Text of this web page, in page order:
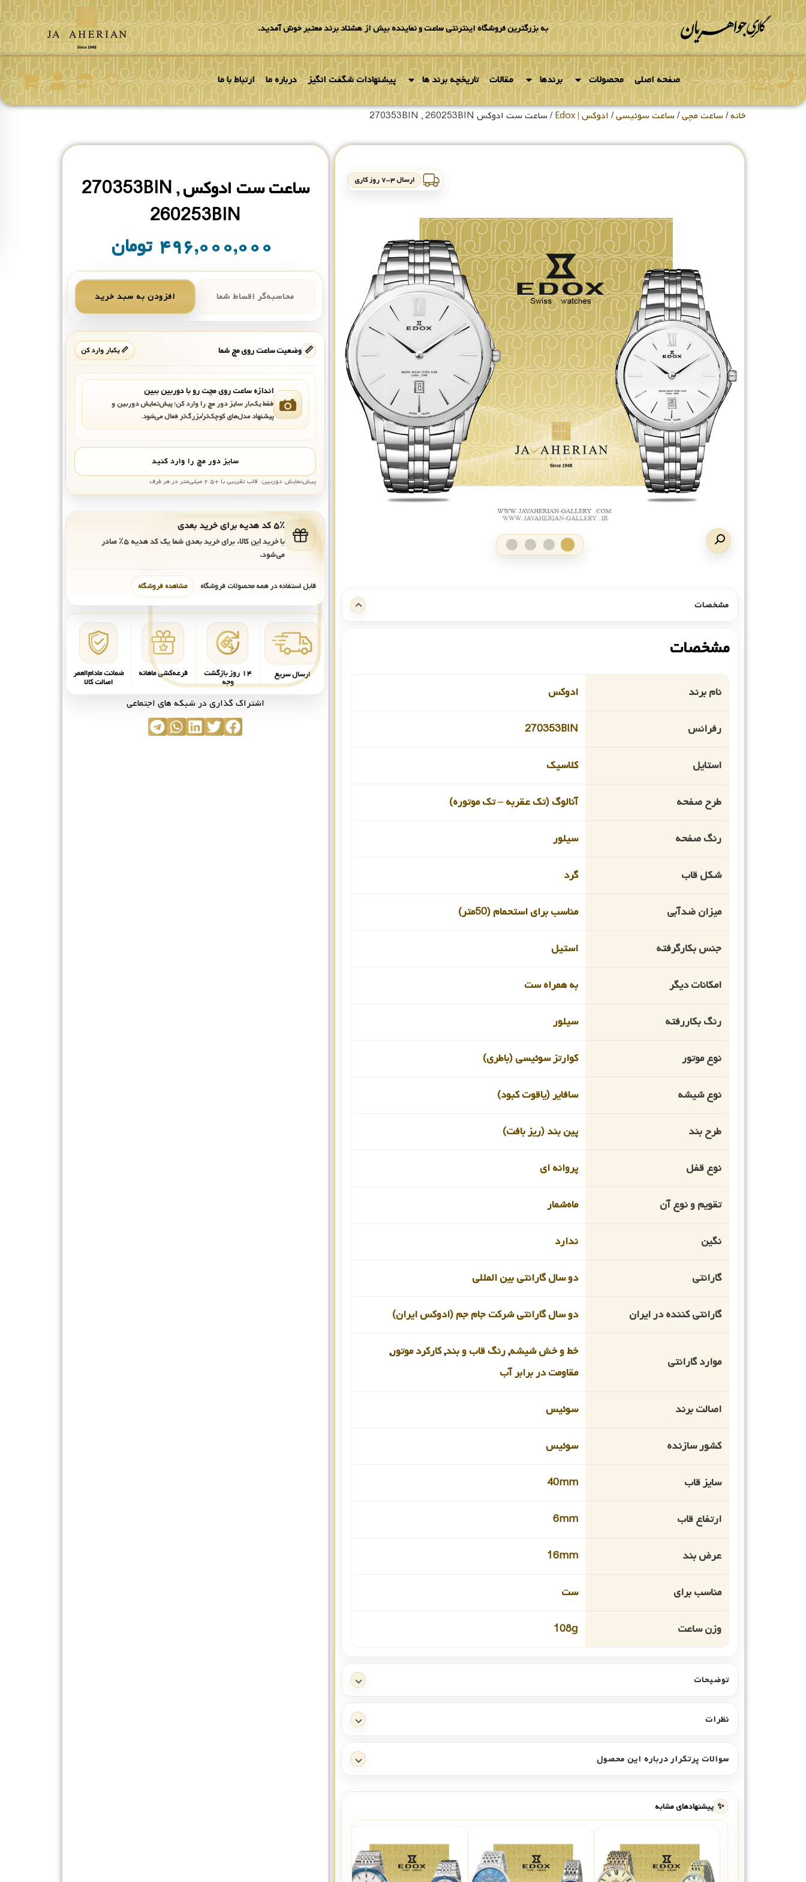
به بزرگترین فروشگاه اینترنتی ساعت و نماینده بیش از هشتاد برند معتبر خوش آمدید.
صفحه اصلی محصولات برندها مقالات تاریخچه برند ها پیشنهادات شگفت انگیز درباره ما ارتباط با ما
خانه/ساعت مچی/ساعت سوئیسی/ ادوکس | Edox / ساعت ست ادوکس 270353BIN , 260253BIN
ارسال ۳-۷ روز کاری
مشخصات
مشخصات
نام برند ادوکس
رفرانس 270353BIN
استایل کلاسیک
طرح صفحه آنالوگ (تک عقربه – تک موتوره)
رنگ صفحه سیلور
شکل قاب گرد
میزان ضدآبی مناسب برای استحمام (50متر)
جنس بکارگرفته استیل
امکانات دیگر به همراه ست
رنگ بکاررفته سیلور
نوع موتور کوارتز سوئیسی (باطری)
نوع شیشه سافایر (یاقوت کبود)
طرح بند پین بند (ریز بافت)
نوع قفل پروانه ای
تقویم و نوع آن ماه‌شمار
نگین ندارد
گارانتی دو سال گارانتی بین المللی
گارانتی کننده در ایران دو سال گارانتی شرکت جام جم (ادوکس ایران)
موارد گارانتی
خط و خش شیشه,رنگ قاب و بند,کارکرد موتور,
مقاومت در برابر آب
اصالت برند سوئیس
کشور سازنده سوئیس
سایز قاب 40mm
ارتفاع قاب 6mm
عرض بند 16mm
مناسب برای ست
وزن ساعت 108g
توضیحات
نظرات
سوالات پرتکرار درباره این محصول
✨ پیشنهادهای مشابه
ساعت ست ادوکس 270353BIN ,
260253BIN
۴۹۶,۰۰۰,۰۰۰ تومان
محاسبه‌گر اقساط شما افزودن به سبد خرید
📏 وضعیت ساعت روی مچ شما 📏 یکبار وارد کن
اندازه ساعت روی مچت رو با دوربین ببین
فقط یک‌بار سایز دور مچ را وارد کن؛ پیش‌نمایش دوربین و
پیشنهاد مدل‌های کوچک‌تر/بزرگ‌تر فعال می‌شود.
سایز دور مچ را وارد کنید
پیش‌نمایش دوربین: قاب تقریبی با +۲.۵ میلی‌متر در هر طرف
۵٪ کد هدیه برای خرید بعدی
با خرید این کالا، برای خرید بعدی شما یک کد هدیه۵٪ صادر
می‌شود.
قابل استفاده در همه محصولات فروشگاه مشاهده فروشگاه
ارسال سریع ۱۴ روز بازگشت
وجه
قرعه‌کشی ماهانه ضمانت مادام‌العمر
اصالت کالا
اشتراک گذاری در شبکه های اجتماعی